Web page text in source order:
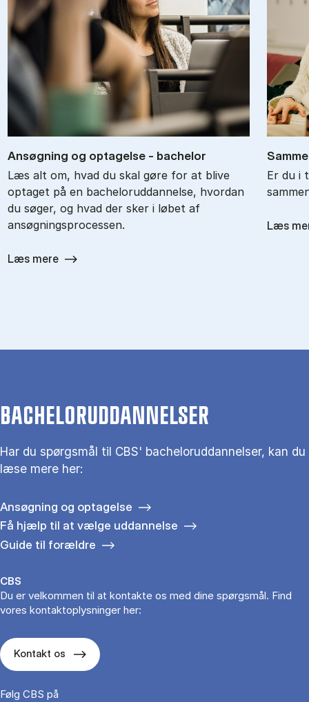
An­søg­ning og op­ta­gel­se - ba­chel­or
Læs alt om, hvad du skal gøre for at blive
optaget på en bacheloruddannelse, hvordan
du søger, og hvad der sker i løbet af
ansøgningsprocessen.
Læs mere
Er du i
Læs
BACHELORUDDANNELSER
Har du spørgsmål til CBS' bacheloruddannelser, kan du
læse mere her:
Ansøgning og optagelse
Få hjælp til at vælge uddannelse
Guide til forældre
CBS
Du er velkommen til at kontakte os med dine spørgsmål. Find
vores kontaktoplysninger her:
Kontakt os
Følg CBS på